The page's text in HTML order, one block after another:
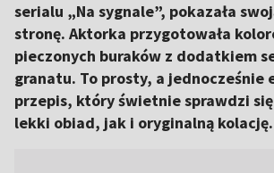
serialu „Na sygnale”, pokazała
stronę. Aktorka przygotowała
pieczonych buraków z dodatkiem
granatu. To prosty, a jednocześnie
przepis, który świetnie sprawdzi
lekki obiad, jak i oryginalną kolację.